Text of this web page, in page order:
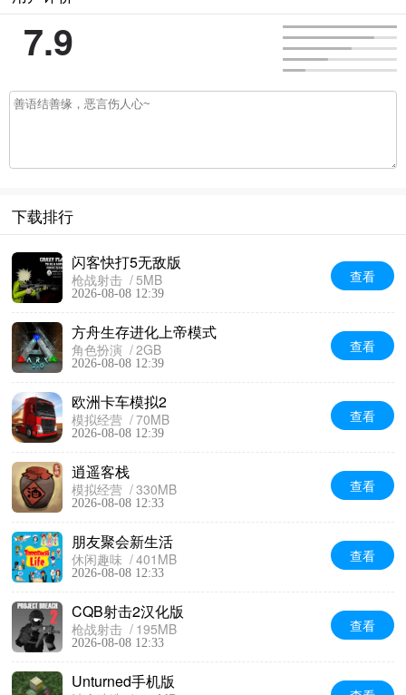
7.9
下载排行
闪客快打5无敌版
枪战射击 5MB
2026-08-08 12:39
查看
方舟生存进化上帝模式
角色扮演 2GB
2026-08-08 12:39
查看
欧洲卡车模拟2
模拟经营 70MB
2026-08-08 12:39
查看
逍遥客栈
模拟经营 330MB
2026-08-08 12:33
查看
朋友聚会新生活
休闲趣味 401MB
2026-08-08 12:33
查看
CQB射击2汉化版
枪战射击 195MB
2026-08-08 12:33
查看
Unturned手机版